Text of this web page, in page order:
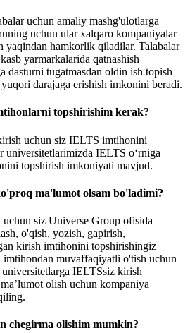
uchun amaliy mashg'ulotlarga
uchun ular xalqaro kompaniyalar
yaqindan hamkorlik qiladilar. Talabalar
yarmarkalarida qatnashish
dasturni tugatmasdan oldin ish topish
darajaga erishish imkonini beradi.
topshirishim kerak?
uchun siz IELTS imtihonini
universitetlarimizda IELTS o‘rniga
topshirish imkoniyati mavjud.
ma'lumot olsam bo'ladimi?
siz Universe Group ofisida
o'qish, yozish, gapirish,
kirish imtihonini topshirishingiz
muvaffaqiyatli o'tish uchun
IELTSsiz kirish
olish uchun kompaniya
chegirma olishim mumkin?